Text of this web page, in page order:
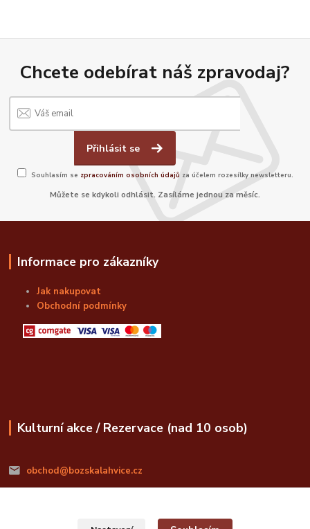
Chcete odebírat náš zpravodaj?
Přihlásit se
Souhlasím se zpracováním osobních údajů za účelem rozesílky newsletteru.
Můžete se kdykoli odhlásit. Zasíláme jednou za měsíc.
Informace pro zákazníky
Jak nakupovat
Obchodní podmínky
Kulturní akce / Rezervace (nad 10 osob)
obchod@bozskalahvice.cz